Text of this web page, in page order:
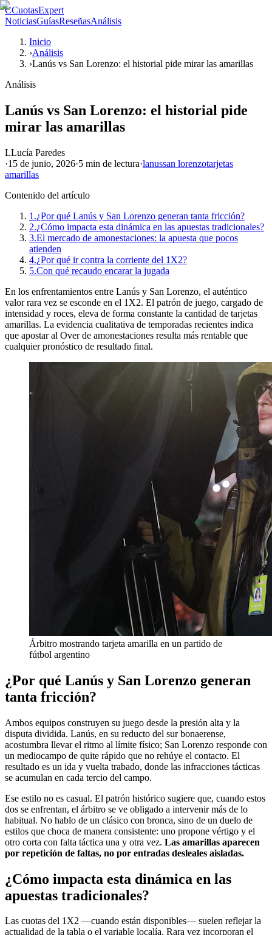
CCuotasExpert
NoticiasGuíasReseñasAnálisis
Inicio
›Análisis
›Lanús vs San Lorenzo: el historial pide mirar las amarillas
Análisis
Lanús vs San Lorenzo: el historial pide
mirar las amarillas
LLucía Paredes
·15 de junio, 2026·5 min de lectura·lanussan lorenzotarjetas
amarillas
Contenido del artículo
1.¿Por qué Lanús y San Lorenzo generan tanta fricción?
2.¿Cómo impacta esta dinámica en las apuestas tradicionales?
3.El mercado de amonestaciones: la apuesta que pocos
atienden
4.¿Por qué ir contra la corriente del 1X2?
5.Con qué recaudo encarar la jugada
En los enfrentamientos entre Lanús y San Lorenzo, el auténtico
valor rara vez se esconde en el 1X2. El patrón de juego, cargado de
intensidad y roces, eleva de forma constante la cantidad de tarjetas
amarillas. La evidencia cualitativa de temporadas recientes indica
que apostar al Over de amonestaciones resulta más rentable que
cualquier pronóstico de resultado final.
Árbitro mostrando tarjeta amarilla en un partido de
fútbol argentino
¿Por qué Lanús y San Lorenzo generan
tanta fricción?
Ambos equipos construyen su juego desde la presión alta y la
disputa dividida. Lanús, en su reducto del sur bonaerense,
acostumbra llevar el ritmo al límite físico; San Lorenzo responde con
un mediocampo de quite rápido que no rehúye el contacto. El
resultado es un ida y vuelta trabado, donde las infracciones tácticas
se acumulan en cada tercio del campo.
Ese estilo no es casual. El patrón histórico sugiere que, cuando estos
dos se enfrentan, el árbitro se ve obligado a intervenir más de lo
habitual. No hablo de un clásico con bronca, sino de un duelo de
estilos que choca de manera consistente: uno propone vértigo y el
otro corta con falta táctica una y otra vez. Las amarillas aparecen
por repetición de faltas, no por entradas desleales aisladas.
¿Cómo impacta esta dinámica en las
apuestas tradicionales?
Las cuotas del 1X2 —cuando están disponibles— suelen reflejar la
actualidad de la tabla o el variable localía. Rara vez incorporan el